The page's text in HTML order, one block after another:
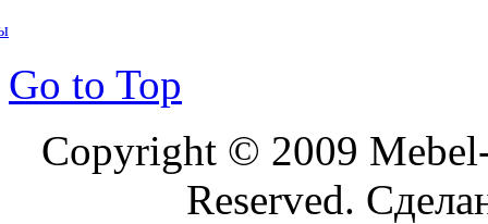
Go to Top
Copyright © 2009
Reserved.